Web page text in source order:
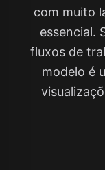
com muito
essencial.
fluxos de
modelo é